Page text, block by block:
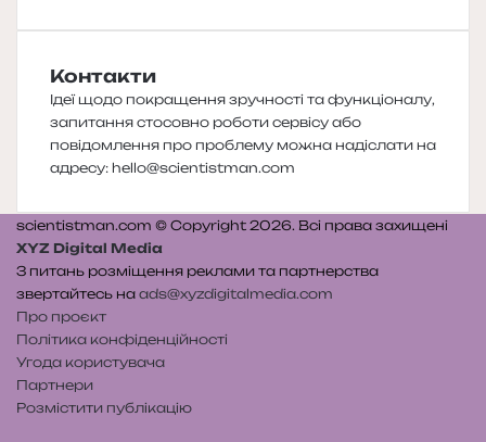
Контакти
Ідеї щодо покращення зручності та функціоналу,
запитання стосовно роботи сервісу або
повідомлення про проблему можна надіслати на
адресу: hello@scientistman.com
scientistman.com © Copyright 2026. Всі права захищені
XYZ Digital Media
З питань розміщення реклами та партнерства
звертайтесь на ads@xyzdigitalmedia.com
Про проєкт
Політика конфіденційності
Угода користувача
Партнери
Розмістити публікацію